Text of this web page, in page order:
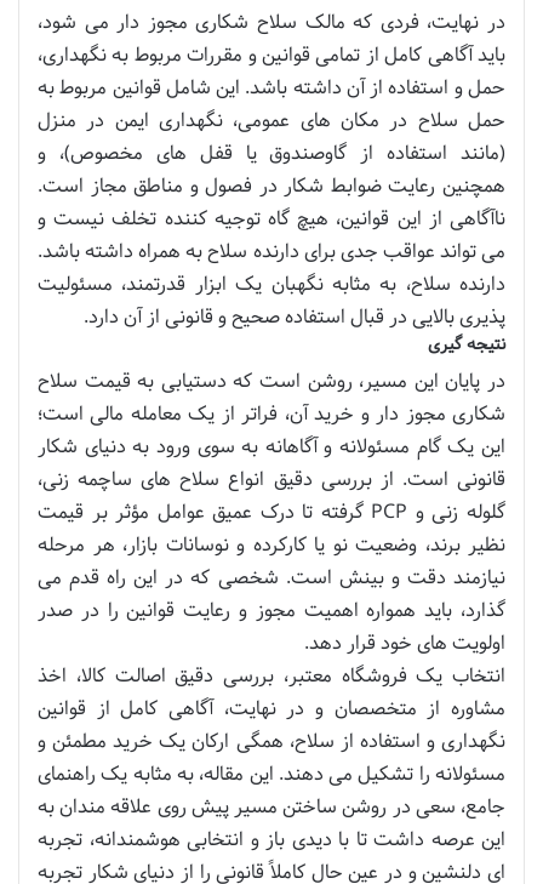
در نهایت، فردی که مالک سلاح شکاری مجوز دار می شود،
باید آگاهی کامل از تمامی قوانین و مقررات مربوط به نگهداری،
حمل و استفاده از آن داشته باشد. این شامل قوانین مربوط به
حمل سلاح در مکان های عمومی، نگهداری ایمن در منزل
(مانند استفاده از گاوصندوق یا قفل های مخصوص)، و
همچنین رعایت ضوابط شکار در فصول و مناطق مجاز است.
ناآگاهی از این قوانین، هیچ گاه توجیه کننده تخلف نیست و
می تواند عواقب جدی برای دارنده سلاح به همراه داشته باشد.
دارنده سلاح، به مثابه نگهبان یک ابزار قدرتمند، مسئولیت
پذیری بالایی در قبال استفاده صحیح و قانونی از آن دارد.
نتیجه گیری
در پایان این مسیر، روشن است که دستیابی به قیمت سلاح
شکاری مجوز دار و خرید آن، فراتر از یک معامله مالی است؛
این یک گام مسئولانه و آگاهانه به سوی ورود به دنیای شکار
قانونی است. از بررسی دقیق انواع سلاح های ساچمه زنی،
گلوله زنی و PCP گرفته تا درک عمیق عوامل مؤثر بر قیمت
نظیر برند، وضعیت نو یا کارکرده و نوسانات بازار، هر مرحله
نیازمند دقت و بینش است. شخصی که در این راه قدم می
گذارد، باید همواره اهمیت مجوز و رعایت قوانین را در صدر
اولویت های خود قرار دهد.
انتخاب یک فروشگاه معتبر، بررسی دقیق اصالت کالا، اخذ
مشاوره از متخصصان و در نهایت، آگاهی کامل از قوانین
نگهداری و استفاده از سلاح، همگی ارکان یک خرید مطمئن و
مسئولانه را تشکیل می دهند. این مقاله، به مثابه یک راهنمای
جامع، سعی در روشن ساختن مسیر پیش روی علاقه مندان به
این عرصه داشت تا با دیدی باز و انتخابی هوشمندانه، تجربه
ای دلنشین و در عین حال کاملاً قانونی را از دنیای شکار تجربه